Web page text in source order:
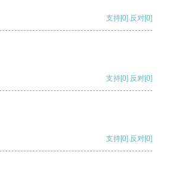
支持[0] 反对[0]
支持[0] 反对[0]
支持[0] 反对[0]